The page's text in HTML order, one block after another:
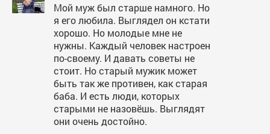
Мой муж был старше намного. Но
я его любила. Выглядел он кстати
хорошо. Но молодые мне не
нужны. Каждый человек настроен
по-своему. И давать советы не
стоит. Но старый мужик может
быть так же противен, как старая
баба. И есть люди, которых
старыми не назовёшь. Выглядят
они очень достойно.